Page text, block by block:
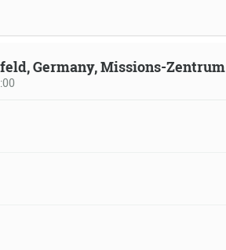
Germany, Missions-Zentrum